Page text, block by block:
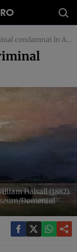
în America
Halsall (1882).
Domeniul